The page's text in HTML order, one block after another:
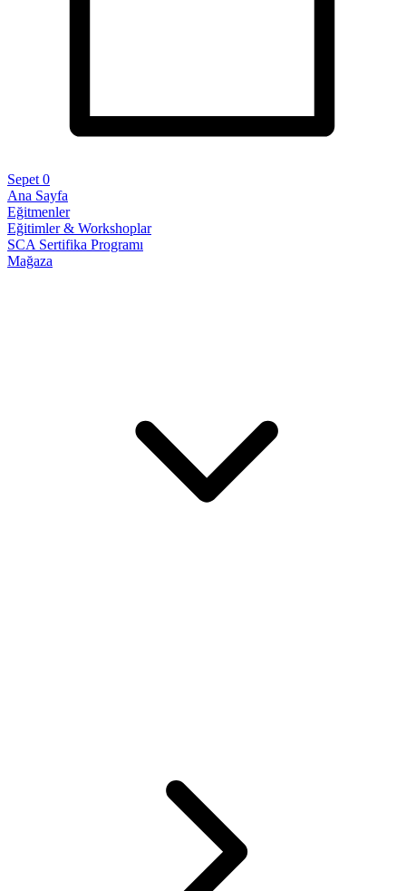
Sepet 0
Ana Sayfa
Eğitmenler
Eğitimler & Workshoplar
SCA Sertifika Programı
Mağaza